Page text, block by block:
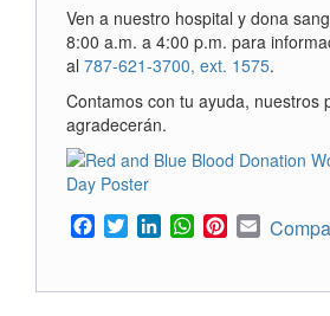
Ven a nuestro hospital y dona
8:00 a.m. a 4:00 p.m. para
al 787-621-3700, ext. 1575.
Contamos con tu ayuda, nuestros
agradecerán.
Facebook
TwitterLinkedInWhatsApp
Pinterest
Email